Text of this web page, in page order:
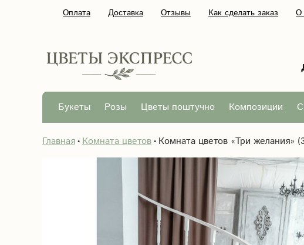
Оплата Доставка Отзывы Как сделать заказ О
Букеты Розы Цветы поштучно Композиции
Главная Комната цветов Комната цветов «Три желания»